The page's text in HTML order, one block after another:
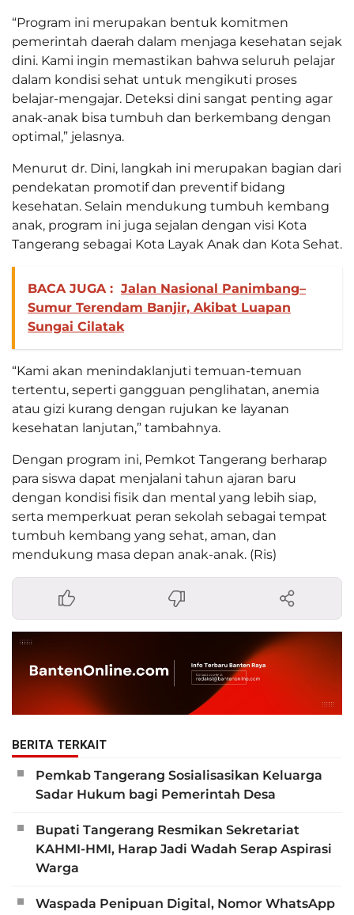
“Program ini merupakan bentuk komitmen
pemerintah daerah dalam menjaga kesehatan sejak
dini. Kami ingin memastikan bahwa seluruh pelajar
dalam kondisi sehat untuk mengikuti proses
belajar-mengajar. Deteksi dini sangat penting agar
anak-anak bisa tumbuh dan berkembang dengan
optimal,” jelasnya.
Menurut dr. Dini, langkah ini merupakan bagian dari
pendekatan promotif dan preventif bidang
kesehatan. Selain mendukung tumbuh kembang
anak, program ini juga sejalan dengan visi Kota
Tangerang sebagai Kota Layak Anak dan Kota Sehat.
BACA JUGA : Jalan Nasional Panimbang–
Sumur Terendam Banjir, Akibat Luapan
Sungai Cilatak
“Kami akan menindaklanjuti temuan-temuan
tertentu, seperti gangguan penglihatan, anemia
atau gizi kurang dengan rujukan ke layanan
kesehatan lanjutan,” tambahnya.
Dengan program ini, Pemkot Tangerang berharap
para siswa dapat menjalani tahun ajaran baru
dengan kondisi fisik dan mental yang lebih siap,
serta memperkuat peran sekolah sebagai tempat
tumbuh kembang yang sehat, aman, dan
mendukung masa depan anak-anak. (Ris)
BERITA TERKAIT
Pemkab Tangerang Sosialisasikan Keluarga
Sadar Hukum bagi Pemerintah Desa
Bupati Tangerang Resmikan Sekretariat
KAHMI-HMI, Harap Jadi Wadah Serap Aspirasi
Warga
Waspada Penipuan Digital, Nomor WhatsApp